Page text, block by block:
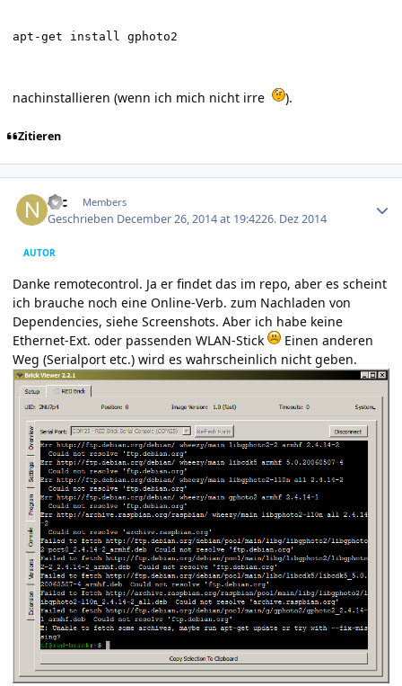
apt-get install gphoto2
nachinstallieren (wenn ich mich nicht irre ).
Zitieren
Nic Members
Geschrieben December 26, 2014 at 19:4226. Dez 2014
AUTOR
Danke remotecontrol. Ja er findet das im repo, aber es scheint
ich brauche noch eine Online-Verb. zum Nachladen von
Dependencies, siehe Screenshots. Aber ich habe keine
Ethernet-Ext. oder passenden WLAN-Stick
Einen anderen
Weg (Serialport etc.) wird es wahrscheinlich nicht geben.